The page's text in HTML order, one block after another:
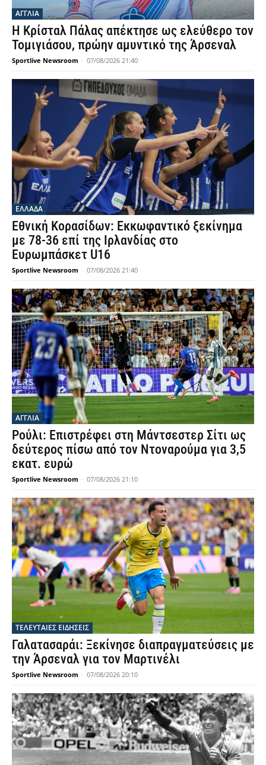
ΑΓΓΛΙΑ
Η Κρίσταλ Πάλας απέκτησε ως ελεύθερο τον
Τομιγιάσου, πρώην αμυντικό της Άρσεναλ
Sportlive Newsroom - 07/08/2026 21:40
ΕΛΛΑΔΑ
Εθνική Κορασίδων: Εκκωφαντικό ξεκίνημα
με 78-36 επί της Ιρλανδίας στο
Ευρωμπάσκετ U16
Sportlive Newsroom - 07/08/2026 21:40
ΑΓΓΛΙΑ
Ρούλι: Επιστρέφει στη Μάντσεστερ Σίτι ως
δεύτερος πίσω από τον Ντοναρούμα για 3,5
εκατ. ευρώ
Sportlive Newsroom - 07/08/2026 21:10
ΤΕΛΕΥΤΑΙΕΣ ΕΙΔΗΣΕΙΣ
Γαλατασαράι: Ξεκίνησε διαπραγματεύσεις με
την Άρσεναλ για τον Μαρτινέλι
Sportlive Newsroom - 07/08/2026 20:10